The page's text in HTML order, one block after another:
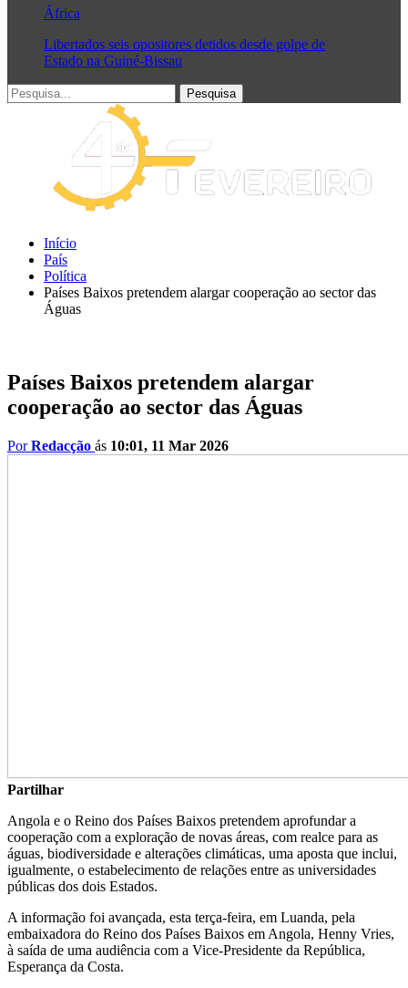
África
Libertados seis opositores detidos desde golpe de
Estado na Guiné-Bissau
Início
País
Política
Países Baixos pretendem alargar cooperação ao sector das
Águas
Países Baixos pretendem alargar
cooperação ao sector das Águas
PorRedacção ás 10:01, 11 Mar 2026
Partilhar
Angola e o Reino dos Países Baixos pretendem aprofundar a
cooperação com a exploração de novas áreas, com realce para as
águas, biodiversidade e alterações climáticas, uma aposta que inclui,
igualmente, o estabelecimento de relações entre as universidades
públicas dos dois Estados.
A informação foi avançada, esta terça-feira, em Luanda, pela
embaixadora do Reino dos Países Baixos em Angola, Henny Vries,
à saída de uma audiência com a Vice-Presidente da República,
Esperança da Costa.